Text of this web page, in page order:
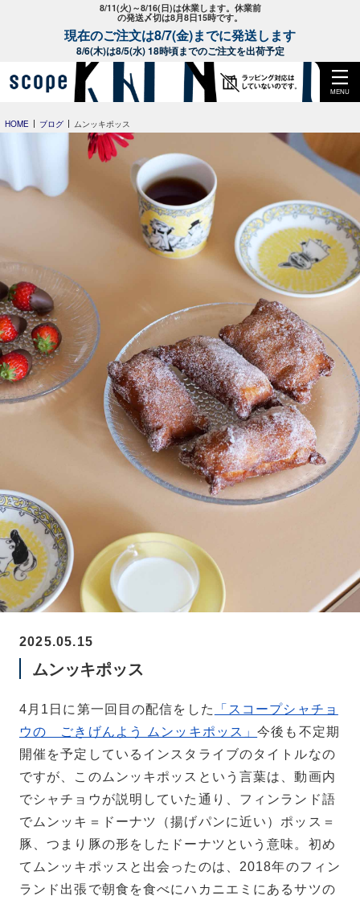
8/11(火)～8/16(日)は休業します。休業前
の発送〆切は8月8日15時です。
現在のご注文は8/7(金)までに発送します
8/6(木)は8/5(水) 18時頃までのご注文を出荷予定
MENU
HOME ブログ ムンッキポッス
2025.05.15
ムンッキポッス
4月1日に第一回目の配信をした
「スコープシャチョ
ウの ごきげんよう ムンッキポッス」今後も不定期
開催を予定しているインスタライブのタイトルなの
ですが、このムンッキポッスという言葉は、動画内
でシャチョウが説明していた通り、フィンランド語
でムンッキ＝ドーナツ（揚げパンに近い）ポッス＝
豚、つまり豚の形をしたドーナツという意味。初め
てムンッキポッスと出会ったのは、2018年のフィン
ランド出張で朝食を食べにハカニエミにあるサツの